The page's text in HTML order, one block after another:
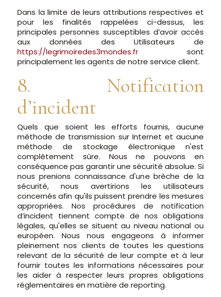
Dans la limite de leurs attributions respectives et
pour les finalités rappelées ci-dessus, les
principales personnes susceptibles d’avoir accès
aux données des Utilisateurs de
https://legrimoiredes3mondes.fr sont
principalement les agents de notre service client.
8. Notification
d’incident
Quels que soient les efforts fournis, aucune
méthode de transmission sur Internet et aucune
méthode de stockage électronique n'est
complètement sûre. Nous ne pouvons en
conséquence pas garantir une sécurité absolue. Si
nous prenions connaissance d'une brèche de la
sécurité, nous avertirions les utilisateurs
concernés afin qu'ils puissent prendre les mesures
appropriées. Nos procédures de notification
d’incident tiennent compte de nos obligations
légales, qu'elles se situent au niveau national ou
européen. Nous nous engageons à informer
pleinement nos clients de toutes les questions
relevant de la sécurité de leur compte et à leur
fournir toutes les informations nécessaires pour
les aider à respecter leurs propres obligations
réglementaires en matière de reporting.